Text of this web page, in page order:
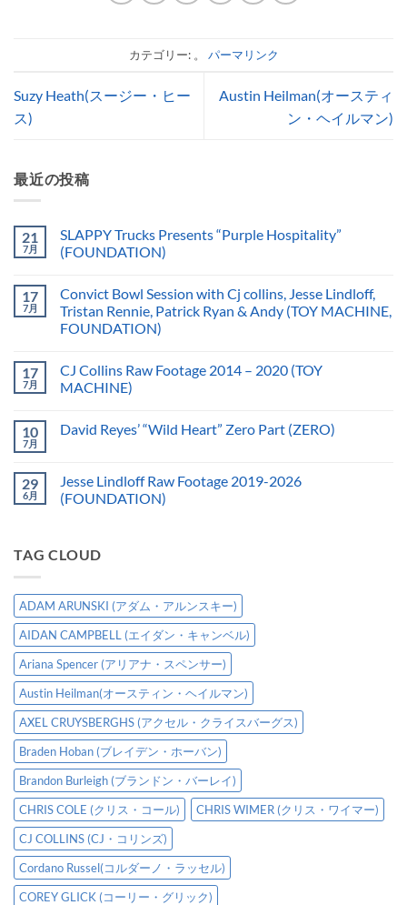
カテゴリー: 。 パーマリンク
Suzy Heath(スージー・ヒー
ス)
Austin Heilman(オースティ
ン・ヘイルマン)
最近の投稿
21
7月
SLAPPY Trucks Presents “Purple Hospitality”
(FOUNDATION)
17
7月
Convict Bowl Session with Cj collins, Jesse Lindloff,
Tristan Rennie, Patrick Ryan & Andy (TOY MACHINE,
FOUNDATION)
17
7月
CJ Collins Raw Footage 2014 – 2020 (TOY
MACHINE)
10
7月
David Reyes’ “Wild Heart” Zero Part (ZERO)
29
6月
Jesse Lindloff Raw Footage 2019-2026
(FOUNDATION)
TAG CLOUD
ADAM ARUNSKI (アダム・アルンスキー)
AIDAN CAMPBELL (エイダン・キャンベル)
Ariana Spencer (アリアナ・スペンサー)
Austin Heilman(オースティン・ヘイルマン)
AXEL CRUYSBERGHS (アクセル・クライスバーグス)
Braden Hoban (ブレイデン・ホーバン)
Brandon Burleigh (ブランドン・バーレイ)
CHRIS COLE (クリス・コール)
CHRIS WIMER (クリス・ワイマー)
CJ COLLINS (CJ・コリンズ)
Cordano Russel(コルダーノ・ラッセル)
COREY GLICK (コーリー・グリック)